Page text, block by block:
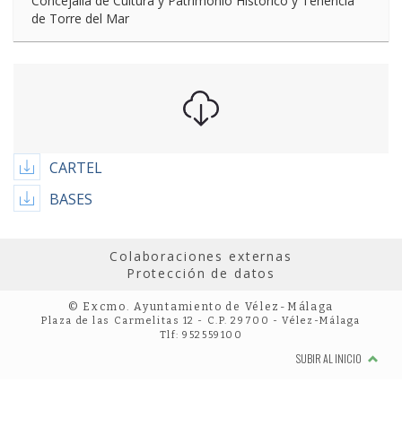
de Torre del Mar
CARTEL
BASES
Colaboraciones externas
Protección de datos
© Excmo. Ayuntamiento de Vélez-Málaga
Plaza de las Carmelitas 12 - C.P. 29700 - Vélez-Málaga
Tlf: 952559100
SUBIR AL INICIO